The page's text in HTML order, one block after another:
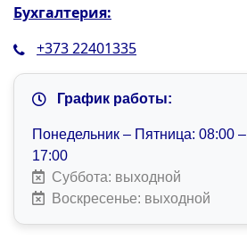
Бухгалтерия:
+373 22401335
График работы:
Понедельник – Пятница: 08:00 –
17:00
Суббота: выходной
Воскресенье: выходной